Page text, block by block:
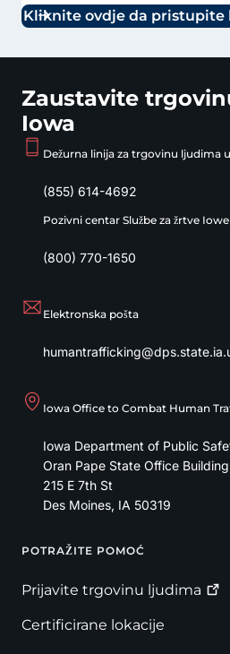
Kliknite ovdje da pristupite
Zaustavite
Iowa
Dežurna linija za trgovinu ljudima
(855) 614-4692
Pozivni centar Službe za žrtve Iowe
(800) 770-1650
Elektronska pošta
Iowa Office to Combat Human
Iowa Department of Public
Oran Pape State Office Building
215 E 7th St
Des Moines, IA 50319
Footer
POTRAŽITE POMOĆ
Prijavite trgovinu ljudima
Certificirane lokacije